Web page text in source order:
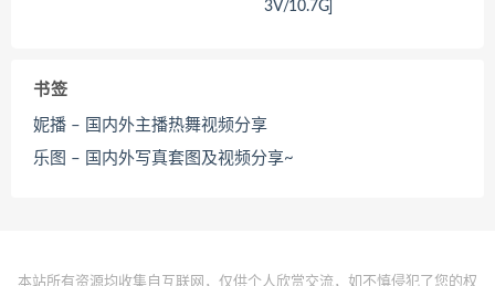
3V/10.7G]
书签
妮播 – 国内外主播热舞视频分享
乐图 – 国内外写真套图及视频分享~
本站所有资源均收集自互联网，仅供个人欣赏交流，如不慎侵犯了您的权